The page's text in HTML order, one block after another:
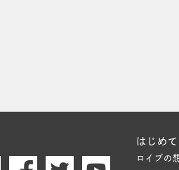
はじめ
ロイブの